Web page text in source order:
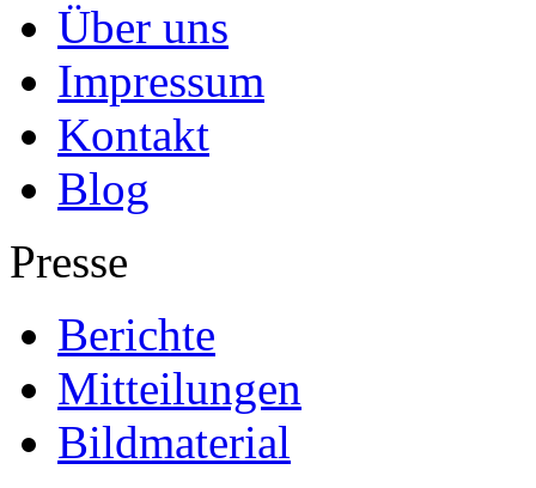
Über uns
Impressum
Kontakt
Blog
Presse
Berichte
Mitteilungen
Bildmaterial